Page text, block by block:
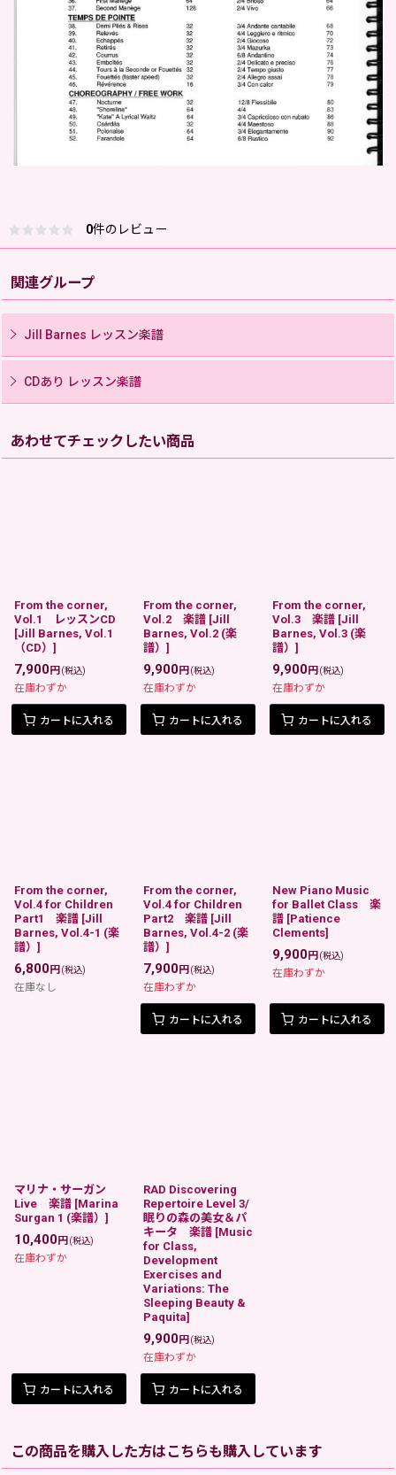
0件のレビュー
関連グループ
Jill Barnes レッスン楽譜
CDあり レッスン楽譜
あわせてチェックしたい商品
From the corner,
Vol.1 レッスンCD
[Jill Barnes, Vol.1
（CD） ]
7,900円 (税込)
在庫わずか
カートに入れる
From the corner,
Vol.2 楽譜 [Jill
Barnes, Vol.2 (楽
譜） ]
9,900円 (税込)
在庫わずか
カートに入れる
From the corner,
Vol.3 楽譜 [Jill
Barnes, Vol.3 (楽
譜） ]
9,900円 (税込)
在庫わずか
カートに入れる
From the corner,
Vol.4 for Children
Part1 楽譜 [Jill
Barnes, Vol.4-1 (楽
譜） ]
6,800円 (税込)
在庫なし
From the corner,
Vol.4 for Children
Part2 楽譜 [Jill
Barnes, Vol.4-2 (楽
譜） ]
7,900円 (税込)
在庫わずか
カートに入れる
New Piano Music
for Ballet Class 楽
譜 [Patience
Clements]
9,900円 (税込)
在庫わずか
カートに入れる
マリナ・サーガン
Live 楽譜 [Marina
Surgan 1 (楽譜） ]
10,400円 (税込)
在庫わずか
カートに入れる
RAD Discovering
Repertoire Level 3/
眠りの森の美女＆パ
キータ 楽譜 [Music
for Class,
Development
Exercises and
Variations: The
Sleeping Beauty &
Paquita]
9,900円 (税込)
在庫わずか
カートに入れる
この商品を購入した方はこちらも購入しています